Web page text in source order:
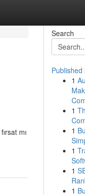
mı
Search
Published
1
1
1
1
1
1